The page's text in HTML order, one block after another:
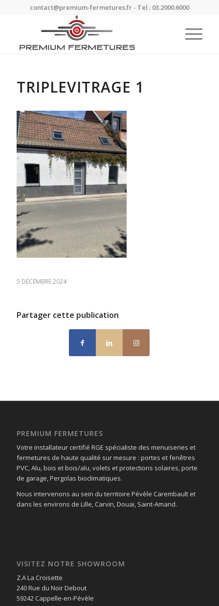
contact@premium-fermetures.fr - Tel : 03.2000.6000
TRIPLEVITRAGE 1
5 DÉCEMBRE 2024
Partager cette publication
PREMIUM FERMETURES
Votre installateur certifié RGE spécialiste des menuiseries et
fermetures de haute qualité sur mesure : portes et fenêtres
PVC, Alu, bois et bois/alu, volets et protections solaires, porte
de garage, Pergolas bioclimatiques.
Nous intervenons au sein du territoire Pévèle Carembault et
dans les environs de Lille, Carvin, Douai, Saint-Amand.
VISITEZ NOTRE SHOWROOM
Z.A La Croisette
240 Rue du Noir Debout
59242 Cappelle-en-Pévèle